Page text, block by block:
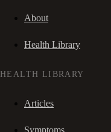
About
Health Library
HEALTH LIBRARY
Articles
Symptoms